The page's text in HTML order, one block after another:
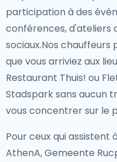
participation à des
conférences, d'ateliers
sociaux.Nos chauffeurs
que vous arriviez aux
Restaurant Thuis! ou
Stadspark sans aucun
vous concentrer sur le
Pour ceux qui assistent
AthenA, Gemeente